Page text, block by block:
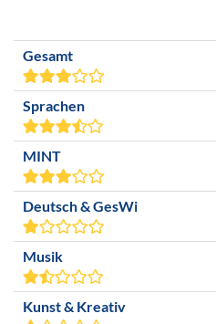
Gesamt
Sprachen
MINT
Deutsch & GesWi
Musik
Kunst & Kreativ